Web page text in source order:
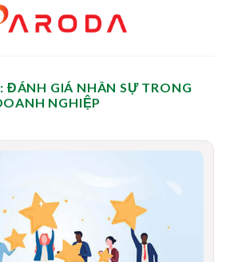
ĐÁNH GIÁ NHÂN SỰ TRONG
NGHIỆP